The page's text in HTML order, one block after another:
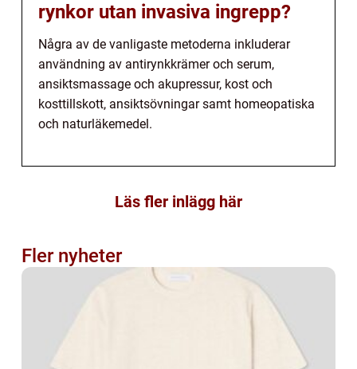
rynkor utan invasiva ingrepp?
Några av de vanligaste metoderna inkluderar
användning av antirynkkrämer och serum,
ansiktsmassage och akupressur, kost och
kosttillskott, ansiktsövningar samt homeopatiska
och naturläkemedel.
Läs fler inlägg här
Fler nyheter